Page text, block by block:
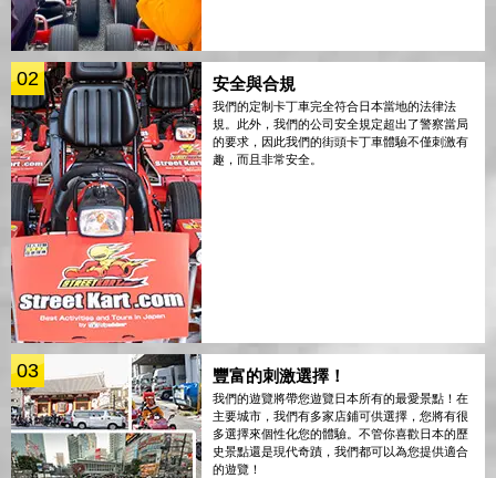
02 安全與合規
我們的定制卡丁車完全符合日本當地的法律法
規。此外，我們的公司安全規定超出了警察當局
的要求，因此我們的街頭卡丁車體驗不僅刺激有
趣，而且非常安全。
03 豐富的刺激選擇！
我們的遊覽將帶您遊覽日本所有的最愛景點！在
主要城市，我們有多家店鋪可供選擇，您將有很
多選擇來個性化您的體驗。不管你喜歡日本的歷
史景點還是現代奇蹟，我們都可以為您提供適合
的遊覽！